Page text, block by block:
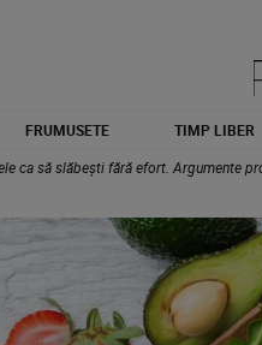
FRUMUSETE TIMP LIBER
ca să slăbești fără efort. Argumente